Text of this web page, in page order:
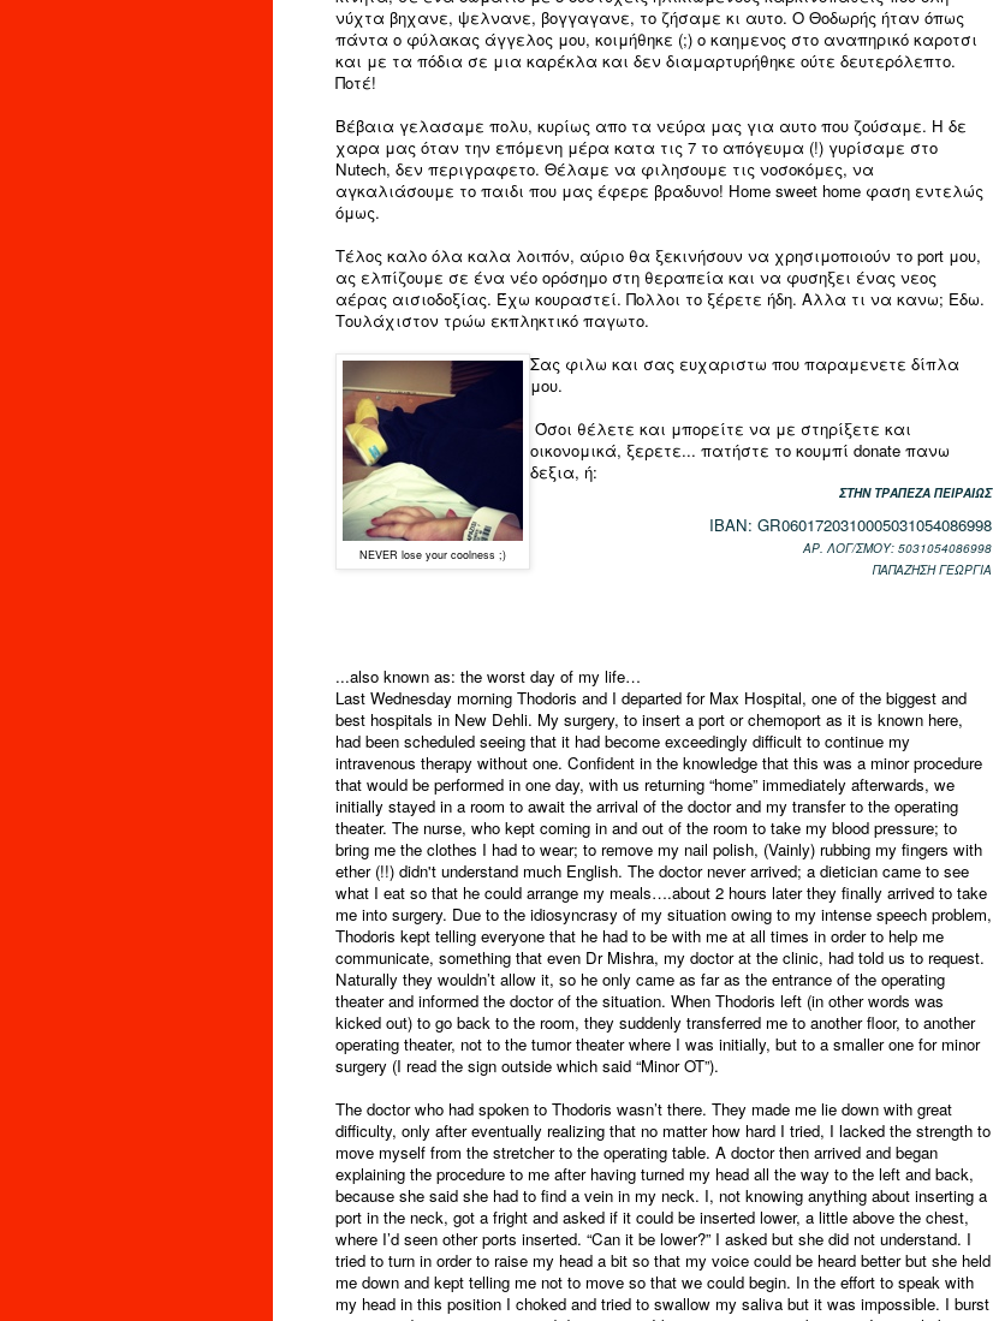
νύχτα βηχανε, ψελνανε, βογγαγανε, το ζήσαμε κι αυτο. Ο Θοδωρής ήταν όπως
πάντα ο φύλακας άγγελος μου, κοιμήθηκε (;) ο καημενος στο αναπηρικό καροτσι
και με τα πόδια σε μια καρέκλα και δεν διαμαρτυρήθηκε ούτε δευτερόλεπτο.
Ποτέ!
Βέβαια γελασαμε πολυ, κυρίως απο τα νεύρα μας για αυτο που ζούσαμε. Η δε
χαρα μας όταν την επόμενη μέρα κατα τις 7 το απόγευμα (!) γυρίσαμε στο
Nutech, δεν περιγραφετο. Θέλαμε να φιλησουμε τις νοσοκόμες, να
αγκαλιάσουμε το παιδι που μας έφερε βραδυνο! Home sweet home φαση εντελώς
όμως.
Τέλος καλο όλα καλα λοιπόν, αύριο θα ξεκινήσουν να χρησιμοποιούν το port μου,
ας ελπίζουμε σε ένα νέο ορόσημο στη θεραπεία και να φυσηξει ένας νεος
αέρας αισιοδοξίας. Έχω κουραστεί. Πολλοι το ξέρετε ήδη. Αλλα τι να κανω; Εδω.
Τουλάχιστον τρώω εκπληκτικό παγωτο.
NEVER lose your coolness ;)
Σας φιλω και σας ευχαριστω που παραμενετε δίπλα
μου.
Όσοι θέλετε και μπορείτε να με στηρίξετε και
οικονομικά, ξερετε... πατήστε το κουμπί donate πανω
δεξια, ή:
ΣΤΗΝ TΡΑΠΕΖΑ ΠΕΙΡΑΙΩΣ
IBAN: GR0601720310005031054086998
ΑΡ. ΛΟΓ/ΣΜΟΥ: 5031054086998
ΠΑΠΑΖΗΣΗ ΓΕΩΡΓΙΑ
...also known as: the worst day of my life…
Last Wednesday morning Thodoris and I departed for Max Hospital, one of the biggest and
best hospitals in New Dehli. My surgery, to insert a port or chemoport as it is known here,
had been scheduled seeing that it had become exceedingly difficult to continue my
intravenous therapy without one. Confident in the knowledge that this was a minor procedure
that would be performed in one day, with us returning “home” immediately afterwards, we
initially stayed in a room to await the arrival of the doctor and my transfer to the operating
theater. The nurse, who kept coming in and out of the room to take my blood pressure; to
bring me the clothes I had to wear; to remove my nail polish, (Vainly) rubbing my fingers with
ether (!!) didn't understand much English. The doctor never arrived; a dietician came to see
what I eat so that he could arrange my meals….about 2 hours later they finally arrived to take
me into surgery. Due to the idiosyncrasy of my situation owing to my intense speech problem,
Thodoris kept telling everyone that he had to be with me at all times in order to help me
communicate, something that even Dr Mishra, my doctor at the clinic, had told us to request.
Naturally they wouldn’t allow it, so he only came as far as the entrance of the operating
theater and informed the doctor of the situation. When Thodoris left (in other words was
kicked out) to go back to the room, they suddenly transferred me to another floor, to another
operating theater, not to the tumor theater where I was initially, but to a smaller one for minor
surgery (I read the sign outside which said “Minor OT”).
The doctor who had spoken to Thodoris wasn’t there. They made me lie down with great
difficulty, only after eventually realizing that no matter how hard I tried, I lacked the strength to
move myself from the stretcher to the operating table. A doctor then arrived and began
explaining the procedure to me after having turned my head all the way to the left and back,
because she said she had to find a vein in my neck. I, not knowing anything about inserting a
port in the neck, got a fright and asked if it could be inserted lower, a little above the chest,
where I’d seen other ports inserted. “Can it be lower?” I asked but she did not understand. I
tried to turn in order to raise my head a bit so that my voice could be heard better but she held
me down and kept telling me not to move so that we could begin. In the effort to speak with
my head in this position I choked and tried to swallow my saliva but it was impossible. I burst